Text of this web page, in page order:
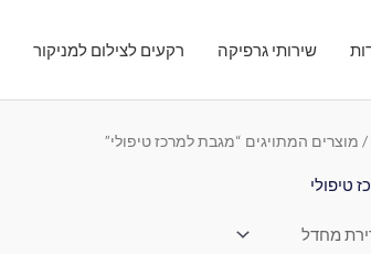
שירותי גרפיקה רקעים לצילום למניקור
/ מוצרים המתויגים “מגבת למרכז טיפולי”
טיפולי